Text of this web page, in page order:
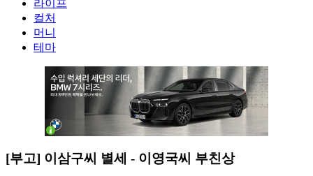
라이프
컬처
머니
테마
[부고] 이삼구씨 별세 - 이영국씨 부친상